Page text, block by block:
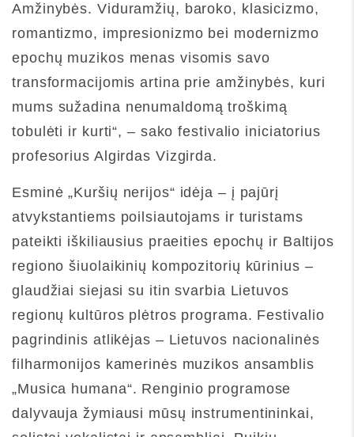
Amžinybės. Viduramžių, baroko, klasicizmo,
romantizmo, impresionizmo bei modernizmo
epochų muzikos menas visomis savo
transformacijomis artina prie amžinybės, kuri
mums sužadina nenumaldomą troškimą
tobulėti ir kurti“, – sako festivalio iniciatorius
profesorius Algirdas Vizgirda.
Esminė „Kuršių nerijos“ idėja – į pajūrį
atvykstantiems poilsiautojams ir turistams
pateikti iškiliausius praeities epochų ir Baltijos
regiono šiuolaikinių kompozitorių kūrinius –
glaudžiai siejasi su itin svarbia Lietuvos
regionų kultūros plėtros programa. Festivalio
pagrindinis atlikėjas – Lietuvos nacionalinės
filharmonijos kamerinės muzikos ansamblis
„Musica humana“. Renginio programose
dalyvauja žymiausi mūsų instrumentininkai,